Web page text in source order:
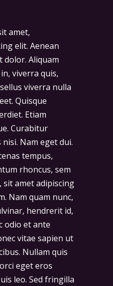
amet,
elit. Aenean
dolor. Aliquam
viverra quis,
viverra nulla
Quisque
Etiam
Curabitur
Nam eget dui.
tempus,
rhoncus, sem
amet adipiscing
Nam quam nunc,
hendrerit id,
odio et ante
vitae sapien ut
Nullam quis
eget eros
leo. Sed fringilla